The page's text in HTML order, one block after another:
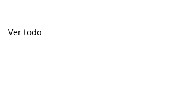
Ver todo